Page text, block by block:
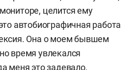
целится ему
автобиографичная работа
Она о моем бывшем
время увлекался
меня это задевало,